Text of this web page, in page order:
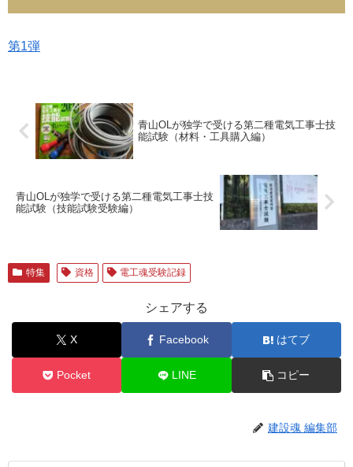
第1弾
青山OLが独学で受ける第二種電気工事士技
能試験（材料・工具購入編）
青山OLが独学で受ける第二種電気工事士技
能試験（技能試験受験編）
特集 資格 電工魂受験記録
シェアする
X Facebook はてブ
Pocket LINE コピー
建設魂 編集部